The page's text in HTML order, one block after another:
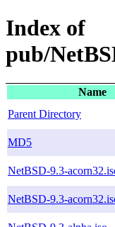
Index of
pub/
Name
Parent Directory
MD5
NetBSD-9.3-
NetBSD-9.3-